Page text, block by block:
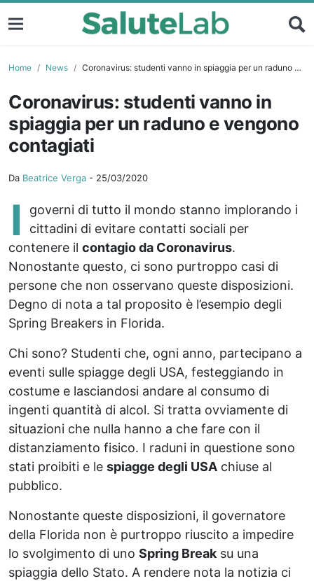
Home News Coronavirus: studenti vanno in spiaggia per un raduno e vengono contagiati
Coronavirus: studenti vanno in
spiaggia per un raduno e vengono
contagiati
Da Beatrice Verga - 25/03/2020
I
governi di tutto il mondo stanno implorando i
cittadini di evitare contatti sociali per
contenere il contagio da Coronavirus.
Nonostante questo, ci sono purtroppo casi di
persone che non osservano queste disposizioni.
Degno di nota a tal proposito è l’esempio degli
Spring Breakers in Florida.
Chi sono? Studenti che, ogni anno, partecipano a
eventi sulle spiagge degli USA, festeggiando in
costume e lasciandosi andare al consumo di
ingenti quantità di alcol. Si tratta ovviamente di
situazioni che nulla hanno a che fare con il
distanziamento fisico. I raduni in questione sono
stati proibiti e le spiagge degli USA chiuse al
pubblico.
Nonostante queste disposizioni, il governatore
della Florida non è purtroppo riuscito a impedire
lo svolgimento di uno Spring Break su una
spiaggia dello Stato. A rendere nota la notizia ci